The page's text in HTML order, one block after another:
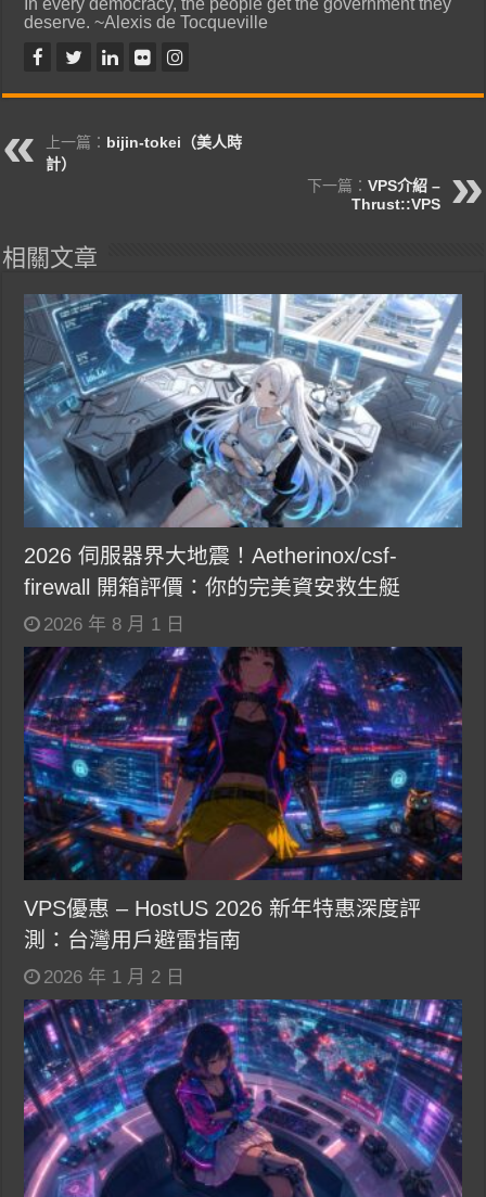
deserve. ~Alexis de Tocqueville
上一篇： bijin-tokei（美人時
計）
下一篇： VPS介紹 –
Thrust::VPS
相關文章
2026 伺服器界大地震！Aetherinox/csf-
firewall 開箱評價：你的完美資安救生艇
2026 年 8 月 1 日
VPS優惠 – HostUS 2026 新年特惠深度評
測：台灣用戶避雷指南
2026 年 1 月 2 日